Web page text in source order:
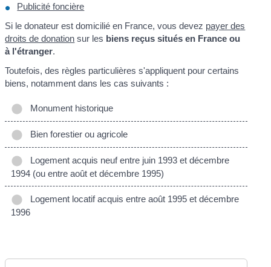
Publicité foncière
Si le donateur est domicilié en France, vous devez payer des
droits de donation sur les biens reçus situés en France ou
à l'étranger.
Toutefois, des règles particulières s'appliquent pour certains
biens, notamment dans les cas suivants :
Monument historique
Bien forestier ou agricole
Logement acquis neuf entre juin 1993 et décembre
1994 (ou entre août et décembre 1995)
Logement locatif acquis entre août 1995 et décembre
1996